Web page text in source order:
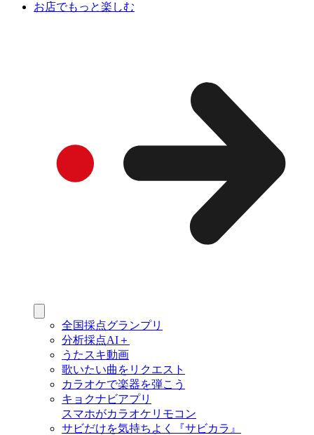
お店でもっと楽しむ
全国採点グランプリ
分析採点AI＋
うたスキ動画
歌いたい曲をリクエスト
カラオケで楽器を弾こう
キョクナビアプリ
スマホがカラオケリモコン
サビだけを気持ちよく『サビカラ』